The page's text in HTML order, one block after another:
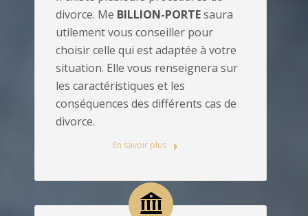
divorce. Me BILLION-PORTEsaura
utilement vous conseiller pour
choisir celle qui est adaptée à votre
situation. Elle vous renseignera sur
les caractéristiques et les
conséquences des différents cas de
divorce.
En savoir plus